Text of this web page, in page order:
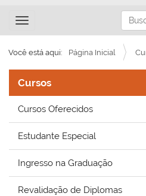
Busca
Toggle navigation
Você está aqui: Página Inicial
Cursos
Cursos Oferecidos
Estudante Especial
Ingresso na Graduação
Revalidação de Diplomas